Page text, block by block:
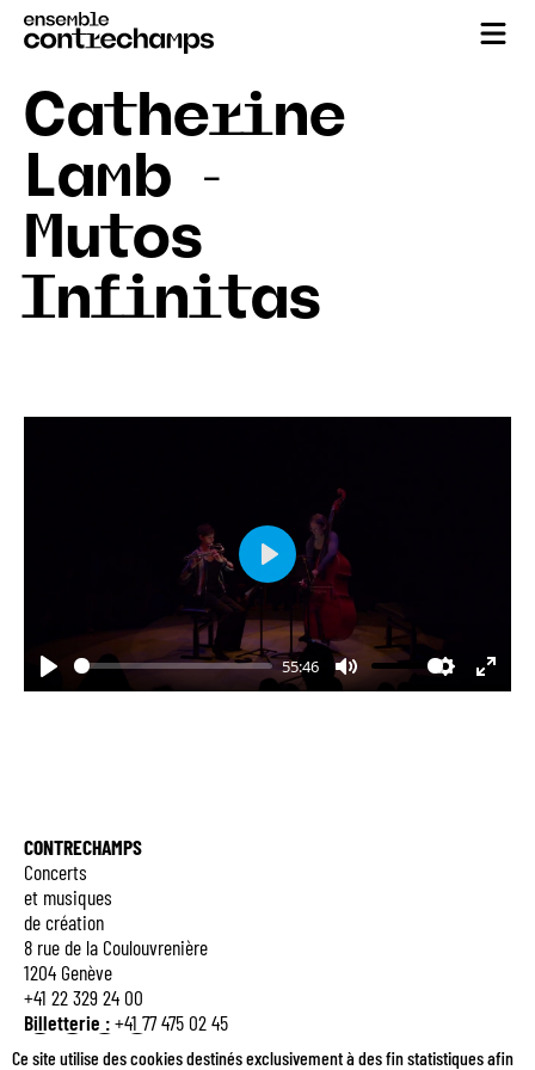
Ce site utilise des cookies destinés exclusivement à des fin statistiques afin
Catherine
Lamb -
Mutos
Infinitas
Play
55:46
Mute Settings
Enter
Play
CONTRECHAMPS
Concerts
et musiques
de création
8 rue de la Coulouvrenière
1204 Genève
+41 22 329 24 00
Billetterie :+41 77 475 02 45
QEMB